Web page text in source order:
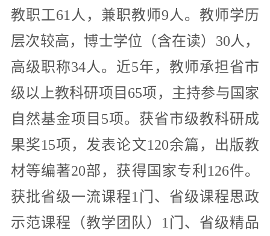
教职工61人，兼职教师9人。教师学历
层次较高，博士学位（含在读）30人，
高级职称34人。近5年，教师承担省市
级以上教科研项目65项，主持参与国家
自然基金项目5项。获省市级教科研成
果奖15项，发表论文120余篇，出版教
材等编著20部，获得国家专利126件。
获批省级一流课程1门、省级课程思政
示范课程（教学团队）1门、省级精品